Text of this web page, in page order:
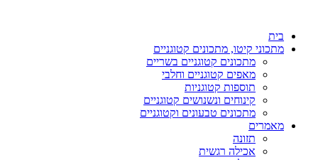
בית
מתכוני קיטו, מתכונים קטוגניים
מתכונים קטוגניים בשריים
מאפים קטוגניים וחלבי
תוספות קטוגניות
קינוחים ונשנושים קטוגניים
מתכונים טבעונים וקטוגניים
מאמרים
תזונה
אכילה רגשית